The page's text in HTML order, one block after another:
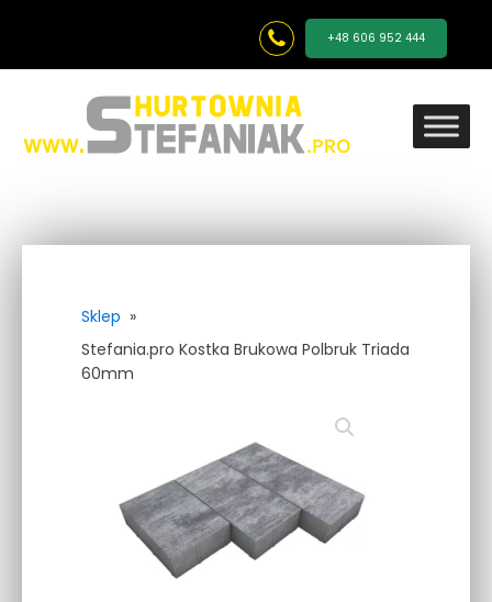
+48 606 952 444
Sklep »
Stefania.pro Kostka Brukowa Polbruk Triada
60mm